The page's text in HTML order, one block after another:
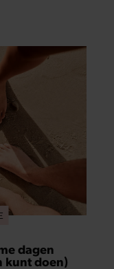
dagen
kunt doen)